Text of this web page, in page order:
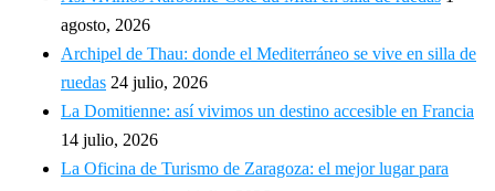
agosto, 2026
Archipel de Thau: donde el Mediterráneo se vive en silla de
ruedas 24 julio, 2026
La Domitienne: así vivimos un destino accesible en Francia
14 julio, 2026
La Oficina de Turismo de Zaragoza: el mejor lugar para